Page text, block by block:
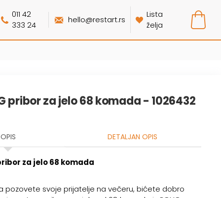
011 42
333 24
hello@restart.rs
Lista
želja
pribor za jelo 68 komada - 1026432
OPIS DETALJAN OPIS
za jelo 68 komada
pozovete svoje prijatelje na večeru, bićete dobro